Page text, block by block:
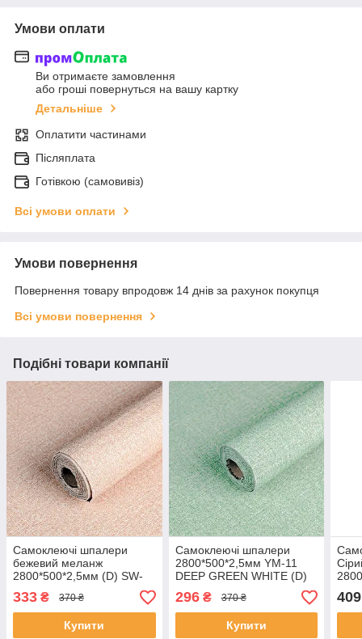
Умови оплати
Ви отримаєте замовлення
або гроші повернуться на вашу картку
Детальніше
Оплатити частинами
Післяплата
Готівкою (самовивіз)
Всі умови оплати
Умови повернення
Повернення товару впродовж 14 днів за рахунок покупця
Всі умови повернення
Подібні товари компанії
Самоклеючі шпалери
бежевий меланж
2800*500*2,5мм (D) SW-
00002018
333 ₴ 370 ₴
Купити
Самоклеючі шпалери
2800*500*2,5мм YM-11
DEEP GREEN WHITE (D)
SW-00002019
296₴ 370 ₴
Купити